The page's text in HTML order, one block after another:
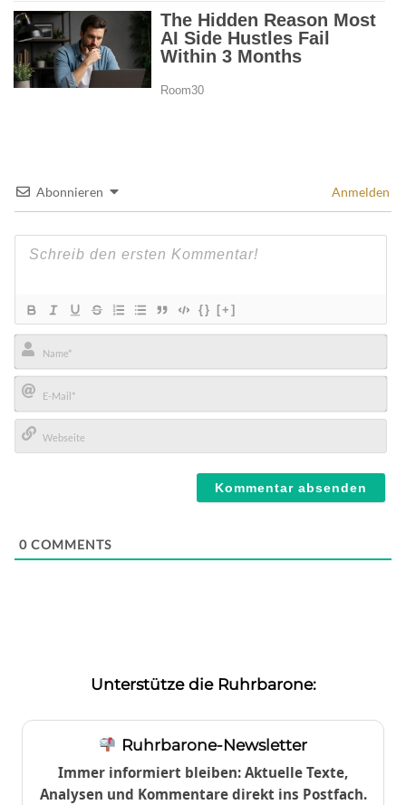
Abonnieren Anmelden
{} [+]
Name*
E-
Mail*
0 COMMENTS
Unterstütze die Ruhrbarone:
Ruhrbarone-Newsletter
Immer informiert bleiben: Aktuelle Texte,
Analysen und Kommentare direkt ins Postfach.